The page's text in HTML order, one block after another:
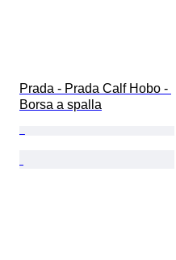
Prada - Prada Calf Hobo -
Borsa a spalla